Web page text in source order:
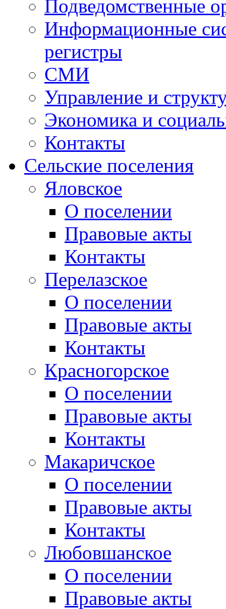
Подведомственные
Информационные
регистры
СМИ
Управление и
Экономика и
Контакты
Сельские поселения
Яловское
О поселении
Правовые акты
Контакты
Перелазское
О поселении
Правовые акты
Контакты
Красногорское
О поселении
Правовые акты
Контакты
Макаричское
О поселении
Правовые акты
Контакты
Любовшанское
О поселении
Правовые акты